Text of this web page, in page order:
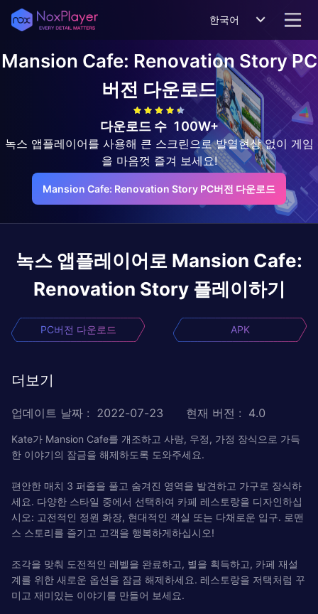
한국어
Mansion Cafe: Renovation StoryPC
버전 다운로드
다운로드 수 100W+
녹스 앱플레이어를 사용해 큰 스크린으로 발열현상 없이 게임
을 마음껏 즐겨 보세요!
Mansion Cafe: Renovation Story PC버전 다운로드
녹스 앱플레이어로 Mansion Cafe:
Renovation Story 플레이하기
PC버전 다운로드 APK
더보기
업데이트 날짜 : 2022-07-23 현재 버전 : 4.0
Kate가 Mansion Cafe를 개조하고 사랑, 우정, 가정 장식으로 가득
한 이야기의 잠금을 해제하도록 도와주세요.
편안한 매치 3 퍼즐을 풀고 숨겨진 영역을 발견하고 가구로 장식하
세요. 다양한 스타일 중에서 선택하여 카페 레스토랑을 디자인하십
시오: 고전적인 정원 화장, 현대적인 객실 또는 다채로운 입구. 로맨
스 스토리를 즐기고 고객을 행복하게하십시오!
조각을 맞춰 도전적인 레벨을 완료하고, 별을 획득하고, 카페 재설
계를 위한 새로운 옵션을 잠금 해제하세요. 레스토랑을 저택처럼 꾸
미고 재미있는 이야기를 만들어 보세요.